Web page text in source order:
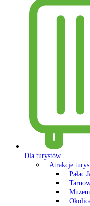
Dla turystów
Atrakcje
Pałac